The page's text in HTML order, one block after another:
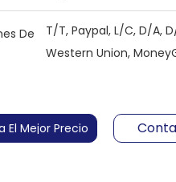
De
T/T, Paypal, L/C, D/A,
Western Union,
El Mejor Precio